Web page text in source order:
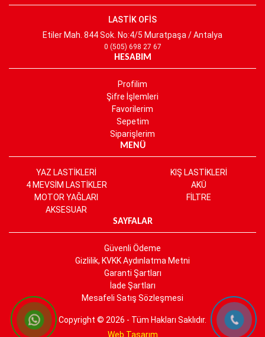
LASTİK OFİS
Etiler Mah. 844 Sok. No:4/5 Muratpaşa / Antalya
0 (505) 698 27 67
HESABIM
Profilim
Şifre İşlemleri
Favorilerim
Sepetim
Siparişlerim
MENÜ
YAZ LASTİKLERİ
KIŞ LASTİKLERİ
4 MEVSİM LASTİKLER
AKÜ
MOTOR YAĞLARI
FİLTRE
AKSESUAR
SAYFALAR
Güvenli Ödeme
Gizlilik, KVKK Aydınlatma Metni
Garanti Şartları
İade Şartları
Mesafeli Satış Sözleşmesi
Copyright © 2026 - Tüm Hakları Saklıdır.
Web Tasarım